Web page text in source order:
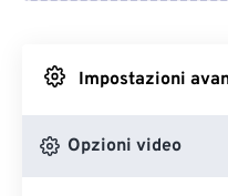
Da
Impostazioni
Opzioni video